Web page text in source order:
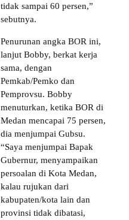
tidak sampai 60 persen,”
sebutnya.
Penurunan angka BOR ini,
lanjut Bobby, berkat kerja
sama, dengan
Pemkab/Pemko dan
Pemprovsu. Bobby
menuturkan, ketika BOR di
Medan mencapai 75 persen,
dia menjumpai Gubsu.
“Saya menjumpai Bapak
Gubernur, menyampaikan
persoalan di Kota Medan,
kalau rujukan dari
kabupaten/kota lain dan
provinsi tidak dibatasi,